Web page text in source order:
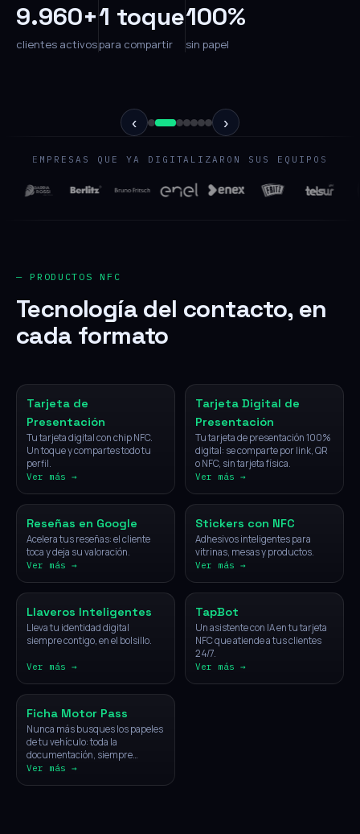
9.960+
clientes activos
1 toque
para compartir
100%
sin papel
‹ ›
EMPRESAS QUE YA DIGITALIZARON SUS EQUIPOS
— PRODUCTOS NFC
Tecnología del contacto, en
cada formato
Tarjeta de
Presentación
Tu tarjeta digital con chip NFC.
Un toque y compartes todo tu
perfil.
Ver más →
Tarjeta Digital de
Presentación
Tu tarjeta de presentación 100%
digital: se comparte por link, QR
o NFC, sin tarjeta física.
Ver más →
NFC
Reseñas en Google
Acelera tus reseñas: el cliente
toca y deja su valoración.
Ver más →
NFC
Stickers con NFC
Adhesivos inteligentes para
vitrinas, mesas y productos.
Ver más →
NFC
Llaveros Inteligentes
Lleva tu identidad digital
siempre contigo, en el bolsillo.
Ver más →
IA
TapBot
Un asistente con IA en tu tarjeta
NFC que atiende a tus clientes
24/7.
Ver más →
Vehículos
Ficha Motor Pass
Nunca más busques los papeles
de tu vehículo: toda la
documentación, siempre
disponible con un solo toque.
Ver más →